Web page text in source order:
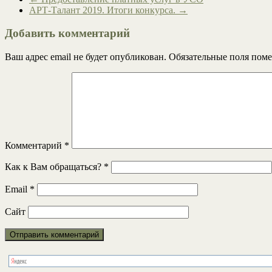
АРТ-Талант 2019. Итоги конкурса. →
Добавить комментарий
Ваш адрес email не будет опубликован. Обязательные поля
Комментарий *
Как к Вам обращаться? *
Email *
Сайт